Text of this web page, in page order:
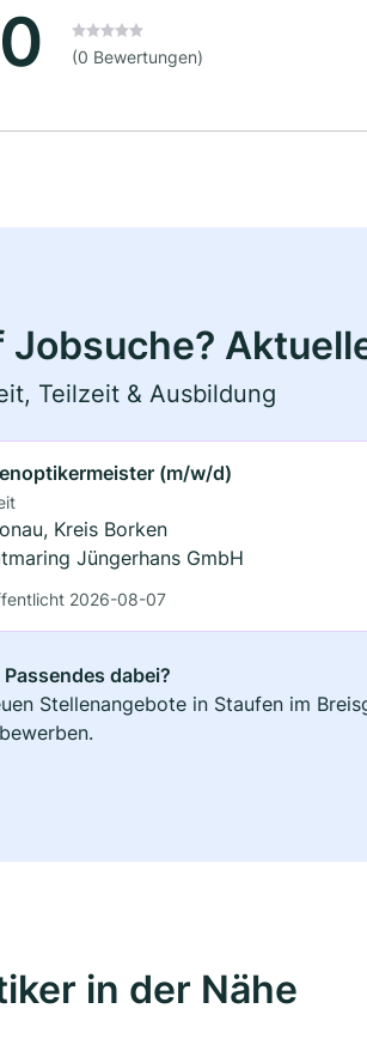
(0 Bewertungen)
Jobsuche?
Teilzeit & Ausbildung
(m/w/d)
Kreis Borken
Jüngerhans GmbH
2026-08-07
dabei?
Stellenangebote in Staufen im
in der Nähe